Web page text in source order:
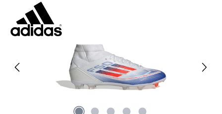
Bildergalerie überspringen